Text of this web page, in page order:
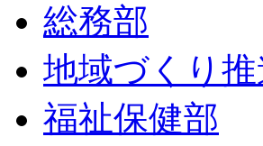
総務部
地域づくり
福祉保健部